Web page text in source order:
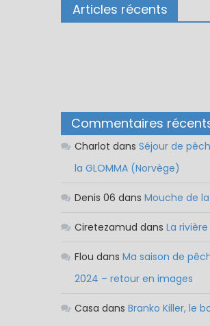
Articles récents
Commentaires
Charlot dans Séjour de
la GLOMMA (Norvège)
Denis 06 dans Mouche de
Ciretezamud dans La rivière
Flou dans Ma saison de
2024 – retour en images
Casa dans Branko Killer, le